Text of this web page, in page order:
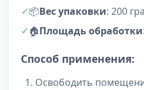
📦Вес упаковки: 200
🏠Площадь обработки
Способ применения:
Освободить